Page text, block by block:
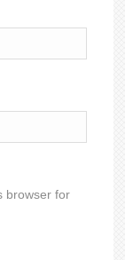
browser for